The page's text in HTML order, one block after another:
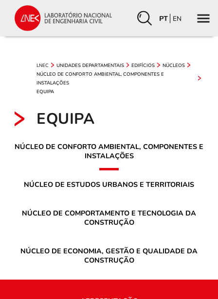
PT EN
LNEC UNIDADES DEPARTAMENTAIS EDIFÍCIOS
NÚCLEOS
NÚCLEO DE CONFORTO AMBIENTAL, COMPONENTES E
INSTALAÇÕES
EQUIPA
EQUIPA
NÚCLEO DE CONFORTO AMBIENTAL, COMPONENTES E
INSTALAÇÕES
NÚCLEO DE ESTUDOS URBANOS E TERRITORIAIS
NÚCLEO DE COMPORTAMENTO E TECNOLOGIA DA
CONSTRUÇÃO
NÚCLEO DE ECONOMIA, GESTÃO E QUALIDADE DA
CONSTRUÇÃO